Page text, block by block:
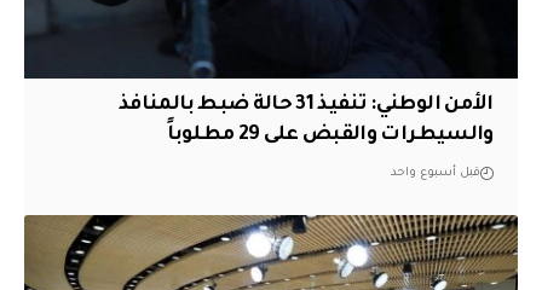
الأمن الوطني: تنفيذ 31 حالة ضبط بالمنافذ
والسيطرات والقبض على 29 مطلوباً
قبل أسبوع واحد